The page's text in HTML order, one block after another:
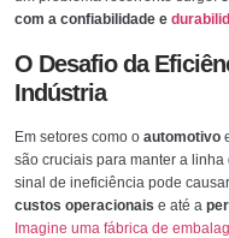
com a confiabilidade e
O Desafio da
Indústria
Em setores como o automotivo
são cruciais para manter a
sinal de ineficiência pode causar
custos operacionais e até a
Imagine uma fábrica de